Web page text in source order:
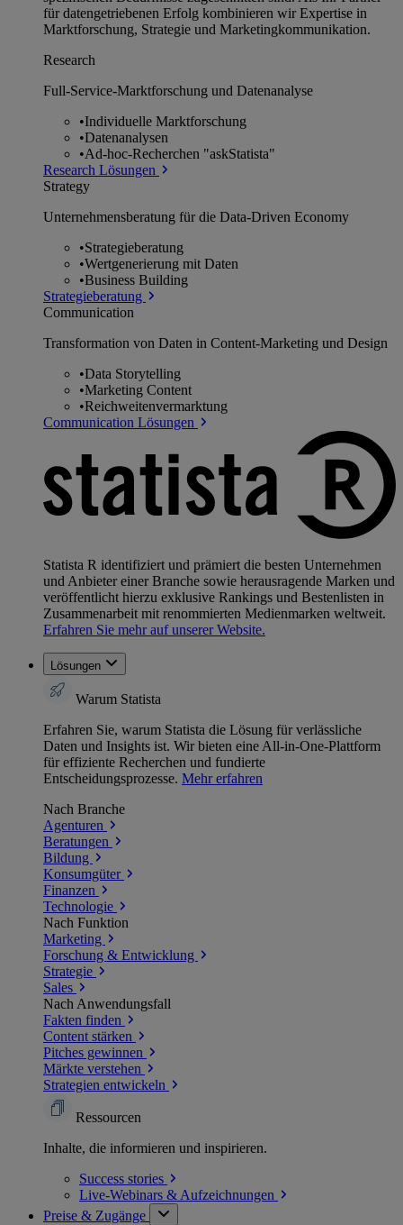
für datengetriebenen Erfolg kombinieren wir Expertise in
Marktforschung, Strategie und Marketingkommunikation.
Research
Full-Service-Marktforschung und Datenanalyse
•Individuelle Marktforschung
•Datenanalysen
•Ad-hoc-Recherchen "askStatista"
Research Lösungen
Strategy
Unternehmens­beratung für die Data-Driven Economy
•Strategieberatung
•Wertgenerierung mit Daten
•Business Building
Strategieberatung
Communication
Transformation von Daten in Content-Marketing und Design
•Data Storytelling
•Marketing Content
•Reichweitenvermarktung
Communication Lösungen
Statista R identifiziert und prämiert die besten Unternehmen
und Anbieter einer Branche sowie herausragende Marken und
veröffentlicht hierzu exklusive Rankings und Bestenlisten in
Zusammenarbeit mit renommierten Medienmarken weltweit.
Erfahren Sie mehr auf unserer Website.
Lösungen
Warum Statista
Erfahren Sie, warum Statista die Lösung für verlässliche
Daten und Insights ist. Wir bieten eine All-in-One-Plattform
für effiziente Recherchen und fundierte
Entscheidungsprozesse. Mehr erfahren
Nach Branche
Agenturen
Beratungen
Bildung
Konsumgüter
Finanzen
Technologie
Nach Funktion
Marketing
Forschung & Entwicklung
Strategie
Sales
Nach Anwendungsfall
Fakten finden
Content stärken
Pitches gewinnen
Märkte verstehen
Strategien entwickeln
Ressourcen
Inhalte, die informieren und inspirieren.
Success stories
Live-Webinars & Aufzeichnungen
Preise & Zugänge